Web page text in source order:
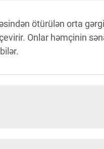
ötürülən orta
Onlar həmçinin